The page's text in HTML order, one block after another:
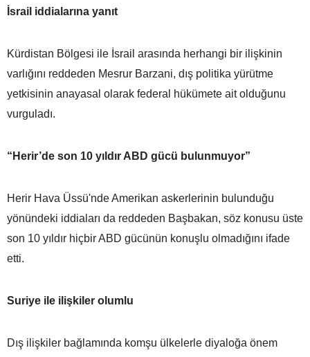
İsrail iddialarına yanıt
Kürdistan Bölgesi ile İsrail arasında herhangi bir ilişkinin
varlığını reddeden Mesrur Barzani, dış politika yürütme
yetkisinin anayasal olarak federal hükümete ait olduğunu
vurguladı.
“Herir’de son 10 yıldır ABD gücü bulunmuyor”
Herir Hava Üssü'nde Amerikan askerlerinin bulunduğu
yönündeki iddiaları da reddeden Başbakan, söz konusu üste
son 10 yıldır hiçbir ABD gücünün konuşlu olmadığını ifade
etti.
Suriye ile ilişkiler olumlu
Dış ilişkiler bağlamında komşu ülkelerle diyaloğa önem